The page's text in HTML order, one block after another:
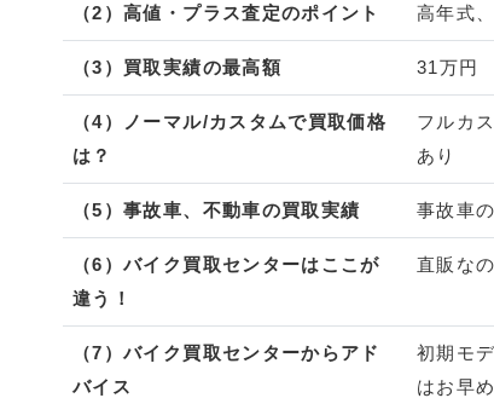
（2）高値・プラス査定のポイント 高年式
（3）買取実績の最高額 31万円
（4）ノーマル/カスタムで買取価格
は？
フルカ
あり
（5）事故車、不動車の買取実績 事故車
（6）バイク買取センターはここが
違う！
直販な
（7）バイク買取センターからアド
バイス
初期モ
はお早